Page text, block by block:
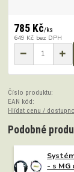
785 Kč/ks
649 Kč bez DPH
Číslo produktu:
EAN kód:
Hlídat cenu /
Podobné
- s MG